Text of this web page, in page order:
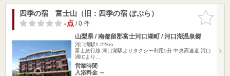
お気に入
りに追加
四季の宿 富士山（旧：四季の宿 ぽぷら）
-点/ 0 件
山梨県 / 南都留郡富士河口湖町 / 河口湖温泉郷
河口湖駅1.22km
富士急行線 河口湖駅よりタクシー利用5分 中央高速道 河口
湖ICより…
営業時間
入浴料金 ～